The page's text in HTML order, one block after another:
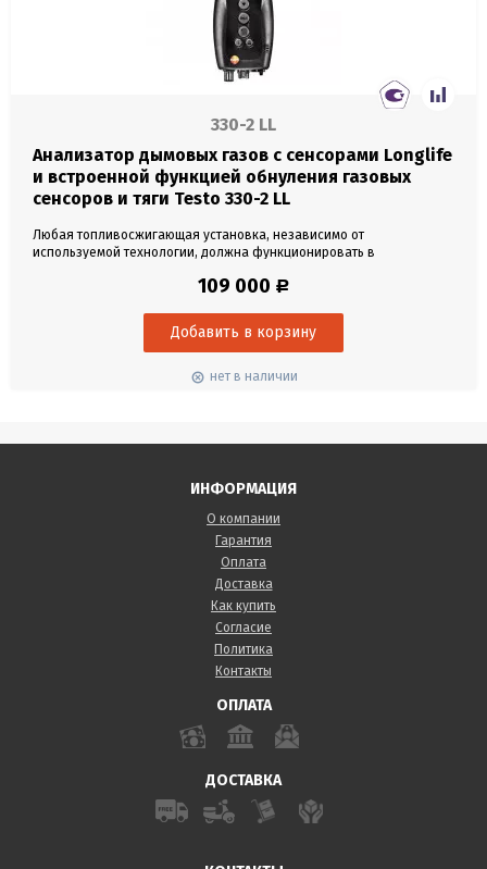
330-2 LL
Анализатор дымовых газов с сенсорами Longlife
и встроенной функцией обнуления газовых
сенсоров и тяги Testo 330-2 LL
Любая топливосжигающая установка, независимо от
используемой технологии, должна функционировать в
требований, сокращении расхода энергии и снижении объемов
приоритет. Для того чтобы наиболее эффективно реализовать
109 000 Р
нет в наличии
ИНФОРМАЦИЯ
О компании
Гарантия
Оплата
Доставка
Как купить
Согласие
Политика
Контакты
ОПЛАТА
ДОСТАВКА